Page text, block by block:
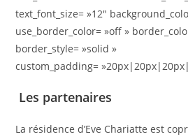
text_font_size= »12″
use_border_color= »off »
border_style= »solid »
custom_padding=
Les partenaires
La résidence d’Eve Chariatte est